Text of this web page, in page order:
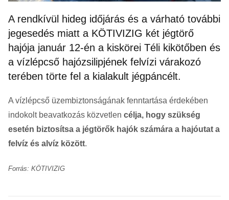
A rendkívül hideg időjárás és a várható további
jegesedés miatt a KÖTIVIZIG két jégtörő
hajója január 12-én a kiskörei Téli kikötőben és
a vízlépcső hajózsilipjének felvízi várakozó
terében törte fel a kialakult jégpáncélt.
A vízlépcső üzembiztonságának fenntartása érdekében
indokolt beavatkozás közvetlen célja, hogy szükség
esetén biztosítsa a jégtörők hajók számára a hajóutat a
felvíz és alvíz között.
Forrás: KÖTIVIZIG